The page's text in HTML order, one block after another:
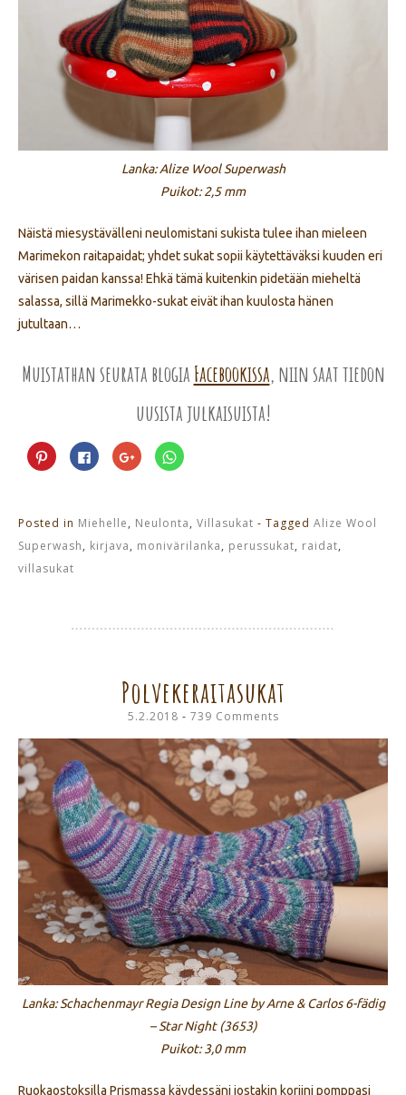
Lanka: Alize Wool Superwash
Puikot: 2,5 mm
Näistä miesystävälleni neulomistani sukista tulee ihan mieleen
Marimekon raitapaidat; yhdet sukat sopii käytettäväksi kuuden eri
värisen paidan kanssa! Ehkä tämä kuitenkin pidetään mieheltä
salassa, sillä Marimekko-sukat eivät ihan kuulosta hänen
jutultaan…
Muistathan seurata blogia Facebookissa, niin saat tiedon
uusista julkaisuista!
Jaa
Pinterest
palvelussa(Avautuu
Jaa
Facebookissa(Avautuu
uudessa
Jaa
Google+
palvelussa(Avautuu
Jaa
WhatsApp
Posted in Miehelle, Neulonta, Villasukat - Tagged Alize Wool
Superwash, kirjava, monivärilanka, perussukat, raidat,
villasukat
Polvekeraitasukat
5.2.2018 739 Comments
Lanka: Schachenmayr Regia Design Line by Arne & Carlos 6-fädig
– Star Night (3653)
Puikot: 3,0 mm
Ruokaostoksilla Prismassa käydessäni jostakin koriini pomppasi